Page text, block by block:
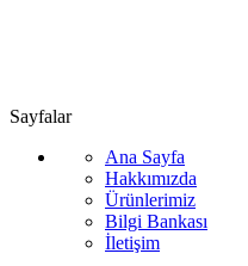
Sayfalar
Ana Sayfa
Hakkımızda
Ürünlerimiz
Bilgi Bankası
İletişim